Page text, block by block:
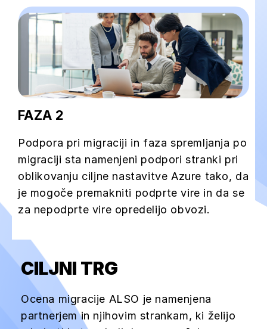
FAZA 2
Podpora pri migraciji in faza spremljanja po
migraciji sta namenjeni podpori stranki pri
oblikovanju ciljne nastavitve Azure tako, da
je mogoče premakniti podprte vire in da se
za nepodprte vire opredelijo obvozi.
CILJNI TRG
Ocena migracije ALSO je namenjena
partnerjem in njihovim strankam, ki želijo